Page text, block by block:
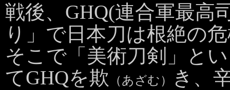
戦後、GHQ(連合軍最高
り」で日本刀は根絶の
そこで「美術刀剣」と
てGHQを欺
（あざむ）
き、